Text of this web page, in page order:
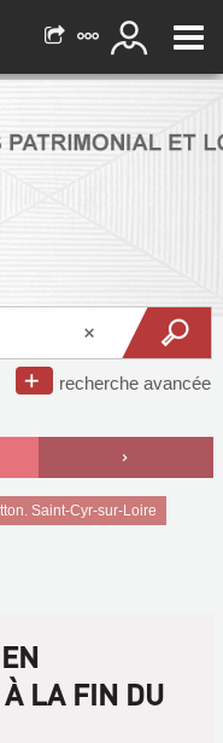
recherche avancée
Saint-Cyr-sur-Loire
À LA FIN DU